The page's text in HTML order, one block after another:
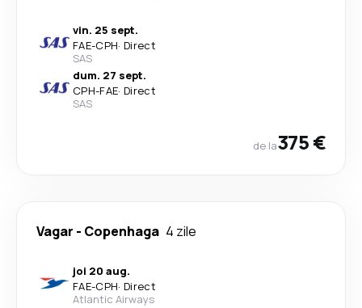
vin. 25 sept.
FAE-CPH· Direct
SAS
dum. 27 sept.
CPH-FAE· Direct
SAS
de la375 €
Vagar - Copenhaga 4 zile
joi 20 aug.
FAE-CPH· Direct
Atlantic Airways